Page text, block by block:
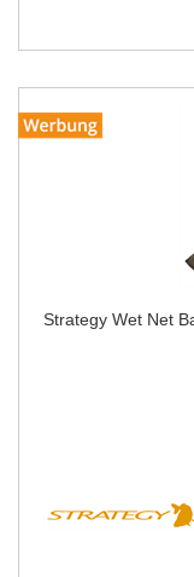
Strategy Wet Net